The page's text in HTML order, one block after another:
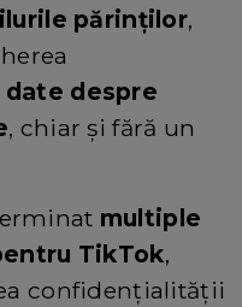
părinților,
despre
, chiar și fără un
multiple
TikTok,
confidențialității